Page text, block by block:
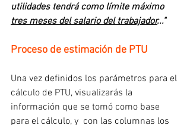
utilidades tendrá como límite máximo
tres meses del salario del trabajador..."
Proceso de estimación de PTU
Una vez definidos los parámetros para el
cálculo de PTU, visualizarás la
información que se tomó como base
para el cálculo, y  con las columnas los